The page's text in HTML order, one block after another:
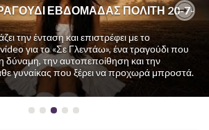
ΕΒΔΟΜΑΔΑΣ ΠΟΛΙΤΗ 20-7-
την ένταση και επιστρέφει με το
για το «Σε Γλεντάω», ένα τραγούδι που
δύναμη, την αυτοπεποίθηση και την
γυναίκας που ξέρει να προχωρά μπροστά.